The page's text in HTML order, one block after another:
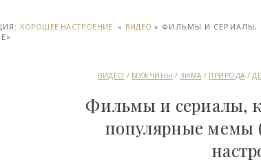
ХОРОШЕЕ НАСТРОЕНИЕ. » ВИДЕО » ФИЛЬМЫ И
ВИДЕО / МУЖЧИНЫ / ЗИМА / ПРИРОДА /
Фильмы и сериалы,
популярные мемы